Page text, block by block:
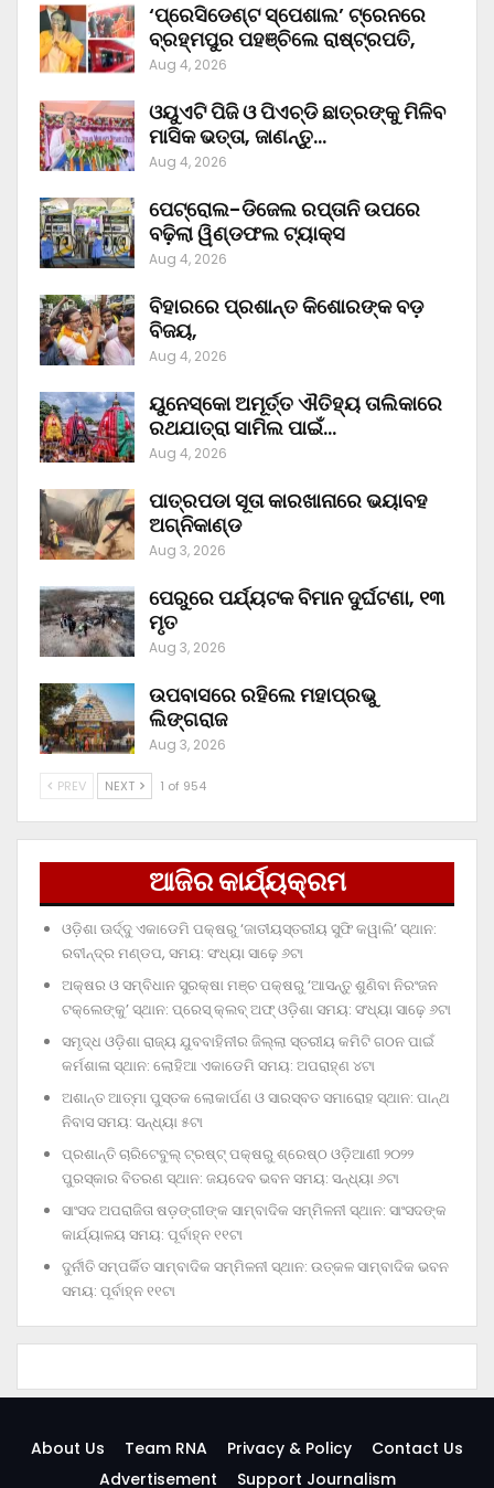
‘ପ୍ରେସିଡେଣ୍ଟ ସ୍ପେଶାଲ’ ଟ୍ରେନରେ
ବ୍ରହ୍ମପୁର ପହଞ୍ଚିଲେ ରାଷ୍ଟ୍ରପତି,
Aug 4, 2026
ଓୟୁଏଟି ପିଜି ଓ ପିଏଚ୍‌ଡି ଛାତ୍ରଙ୍କୁ ମିଳିବ
ମାସିକ ଭତ୍ତା, ଜାଣନ୍ତୁ…
Aug 4, 2026
ପେଟ୍ରୋଲ-ଡିଜେଲ ରପ୍ତାନି ଉପରେ
ବଢ଼ିଲା ୱିଣ୍ଡଫଲ ଟ୍ୟାକ୍ସ
Aug 4, 2026
ବିହାରରେ ପ୍ରଶାନ୍ତ କିଶୋରଙ୍କ ବଡ଼
ବିଜୟ,
Aug 4, 2026
ୟୁନେସ୍କୋ ଅମୂର୍ତ୍ତ ଐତିହ୍ୟ ତାଲିକାରେ
ରଥଯାତ୍ରା ସାମିଲ ପାଇଁ…
Aug 4, 2026
ପାତ୍ରପଡା ସୂତା କାରଖାନାରେ ଭୟାବହ
ଅଗ୍ନିକାଣ୍ଡ
Aug 3, 2026
ପେରୁରେ ପର୍ଯ୍ୟଟକ ବିମାନ ଦୁର୍ଘଟଣା, ୧୩
ମୃତ
Aug 3, 2026
ଉପବାସରେ ରହିଲେ ମହାପ୍ରଭୁ
ଲିଙ୍ଗରାଜ
Aug 3, 2026
PREV NEXT 1 of 954
ଆଜିର କାର୍ଯ୍ୟକ୍ରମ
ଓଡ଼ିଶା ଊର୍ଦ୍ଦୁ ଏକାଡେମି ପକ୍ଷରୁ ‘ଜାତୀୟସ୍ତରୀୟ ସୁଫି କୱାଲି’ ସ୍ଥାନ:
ରବୀନ୍ଦ୍ର ମଣ୍ଡପ, ସମୟ: ସଂଧ୍ୟା ସାଢ଼େ ୬ଟା
ଅକ୍ଷର ଓ ସମ୍ବିଧାନ ସୁରକ୍ଷା ମଞ୍ଚ ପକ୍ଷରୁ ‘ଆସନ୍ତୁ ଶୁଣିବା ନିରଂଜନ
ଟକ୍‌ଲେଙ୍କୁ’ ସ୍ଥାନ: ପ୍ରେସ୍‌ କ୍ଲବ୍‌ ଅଫ୍‌ ଓଡ଼ିଶା ସମୟ: ସଂଧ୍ୟା ସାଢ଼େ ୬ଟା
ସମୃଦ୍ଧ ଓଡ଼ିଶା ରାଜ୍ୟ ଯୁବବାହିନୀର ଜିଲ୍ଲା ସ୍ତରୀୟ କମିଟି ଗଠନ ପାଇଁ
କର୍ମଶାଳା ସ୍ଥାନ: ଲୋହିଆ ଏକାଡେମି ସମୟ: ଅପରାହ୍‌ଣ ୪ଟା
ଅଶାନ୍ତ ଆତ୍ମା ପୁସ୍ତକ ଲୋକାର୍ପଣ ଓ ସାରସ୍ବତ ସମାରୋହ ସ୍ଥାନ: ପାନ୍ଥ
ନିବାସ ସମୟ: ସନ୍ଧ୍ୟା ୫ଟା
ପ୍ରଶାନ୍ତି ଚାରିଟେବୁଲ୍‌ ଟ୍ରଷ୍ଟ୍‌ ପକ୍ଷରୁ ଶ୍ରେଷ୍ଠ ଓଡ଼ିଆଣୀ ୨୦୨୨
ପୁରସ୍କାର ବିତରଣ ସ୍ଥାନ: ଜୟଦେବ ଭବନ ସମୟ: ସନ୍ଧ୍ୟା ୬ଟା
ସାଂସଦ ଅପରାଜିତା ଷଡ଼ଙ୍ଗୀଙ୍କ ସାମ୍ବାଦିକ ସମ୍ମିଳନୀ ସ୍ଥାନ: ସାଂସଦଙ୍କ
କାର୍ଯ୍ୟାଳୟ ସମୟ: ପୂର୍ବାହ୍ନ ୧୧ଟା
ଦୁର୍ନୀତି ସମ୍ପର୍କିତ ସାମ୍ବାଦିକ ସମ୍ମିଳନୀ ସ୍ଥାନ: ଉତ୍କଳ ସାମ୍ବାଦିକ ଭବନ
ସମୟ: ପୂର୍ବାହ୍ନ ୧୧ଟା
About Us Team RNA Privacy & Policy
Contact Us
Advertisement
Support Journalism